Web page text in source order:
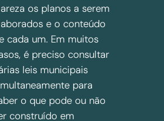
os planos a serem
e o conteúdo
cada um. Em muitos
é preciso consultar
leis municipais
para
o que pode ou não
construído em